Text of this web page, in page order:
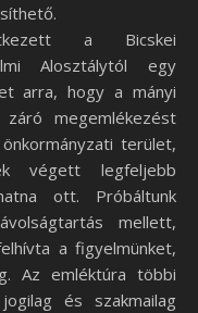
a Bicskei
Alosztálytól egy
arra, hogy a mányi
megemlékezést
terület,
végett legfeljebb
ott. Próbáltunk
mellett,
a figyelmünket,
Az emléktúra többi
és szakmailag